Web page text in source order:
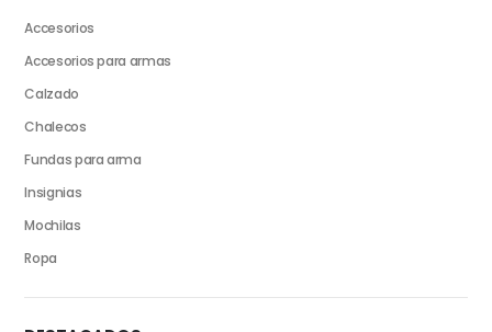
Accesorios
Accesorios para armas
Calzado
Chalecos
Fundas para arma
Insignias
Mochilas
Ropa